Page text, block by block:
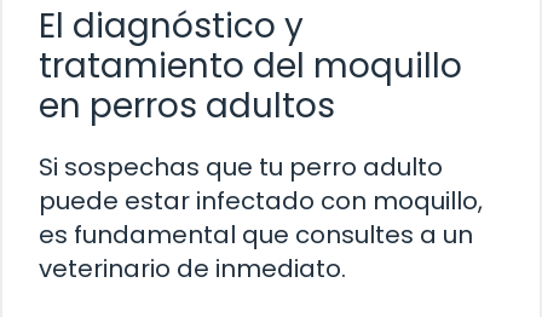
El diagnóstico y
tratamiento del moquillo
en perros adultos
Si sospechas que tu perro adulto
puede estar infectado con moquillo,
es fundamental que consultes a un
veterinario de inmediato.